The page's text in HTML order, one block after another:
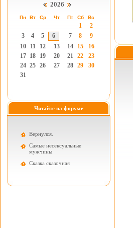
2026
Пн Вт Ср Чт Пт Сб Вс
1
2
3
4 5 6 7 8
9
10
11 12 13 14 15
16
17
18 19 20 21 22
23
24 25 26 27 28 29
30
31
Читайте на форуме
Вернулся.
Самые несексуальные
мужчины
Cказка сказочная